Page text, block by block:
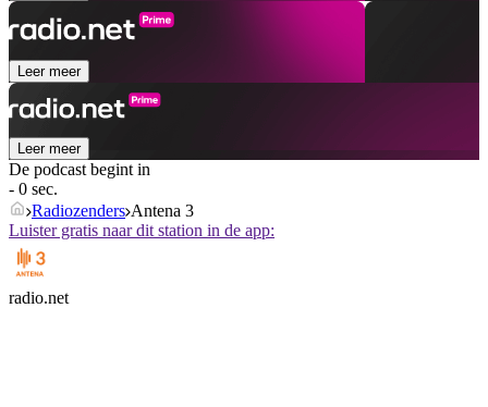
Leer meer
Leer meer
De podcast begint in
- 0 sec.
Radiozenders Antena 3
Luister gratis naar dit station in de app:
radio.net